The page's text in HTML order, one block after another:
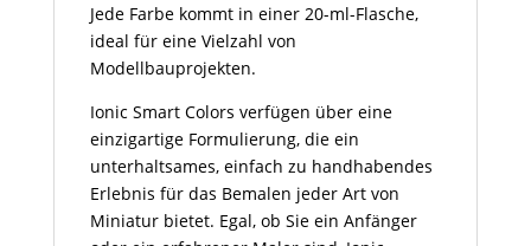
Jede Farbe kommt in einer 20-ml-Flasche,
ideal für eine Vielzahl von
Modellbauprojekten.
Ionic Smart Colors verfügen über eine
einzigartige Formulierung, die ein
unterhaltsames, einfach zu handhabendes
Erlebnis für das Bemalen jeder Art von
Miniatur bietet. Egal, ob Sie ein Anfänger